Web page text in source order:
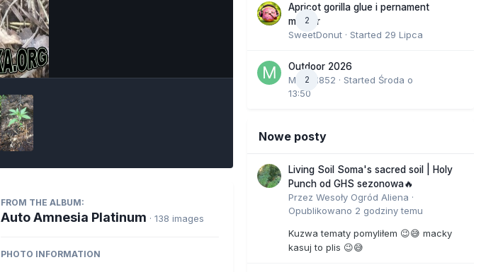
FROM THE ALBUM:
Auto Amnesia Platinum · 138 images
PHOTO INFORMATION
2
Apricot gorilla glue i pernament
marker
SweetDonut · Started 29 Lipca
2
Outdoor 2026
Marcel852 · Started Środa o
13:50
Nowe posty
Living Soil Soma's sacred soil | Holy
Punch od GHS sezonowa🔥
Przez Wesoły Ogród Aliena ·
Opublikowano 2 godziny temu
Kuzwa tematy pomyliłem 😉😅 macky
kasuj to plis 😉😅